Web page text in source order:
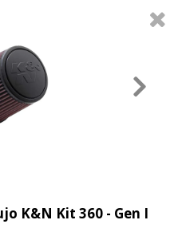
0
K&N Kit 360 - Gen I